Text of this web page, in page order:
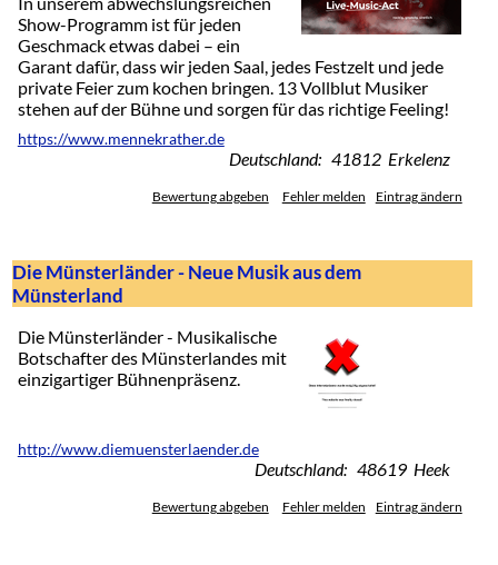
Show-Programm ist für jeden
Geschmack etwas dabei – ein
Garant dafür, dass wir jeden Saal, jedes Festzelt und jede
private Feier zum kochen bringen. 13 Vollblut Musiker
stehen auf der Bühne und sorgen für das richtige Feeling!
https://www.mennekrather.de
Deutschland: 41812 Erkelenz
Bewertung abgeben Fehler melden Eintrag ändern
Die Münsterländer - Neue Musik aus dem
Münsterland
Die Münsterländer - Musikalische
Botschafter des Münsterlandes mit
einzigartiger Bühnenpräsenz.
http://www.diemuensterlaender.de
Deutschland: 48619 Heek
Bewertung abgeben Fehler melden Eintrag ändern